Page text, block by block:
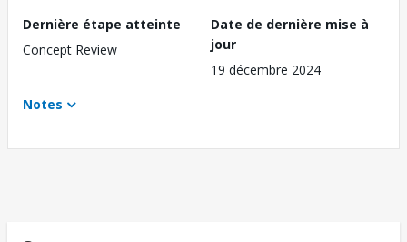
Dernière étape atteinte
Concept Review
Date de dernière mise à
jour
19 décembre 2024
Notes